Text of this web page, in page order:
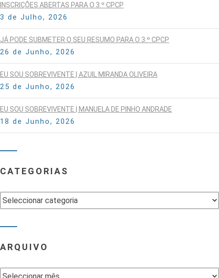
INSCRIÇÕES ABERTAS PARA O 3.º CPCP
3 de Julho, 2026
JÁ PODE SUBMETER O SEU RESUMO PARA O 3.º CPCP
26 de Junho, 2026
EU SOU SOBREVIVENTE | AZUIL MIRANDA OLIVEIRA
25 de Junho, 2026
EU SOU SOBREVIVENTE | MANUELA DE PINHO ANDRADE
18 de Junho, 2026
CATEGORIAS
Categorias
ARQUIVO
Arquivo